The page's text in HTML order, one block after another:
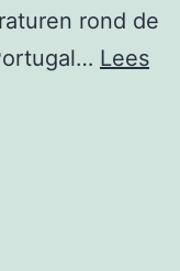
rond de
Lees